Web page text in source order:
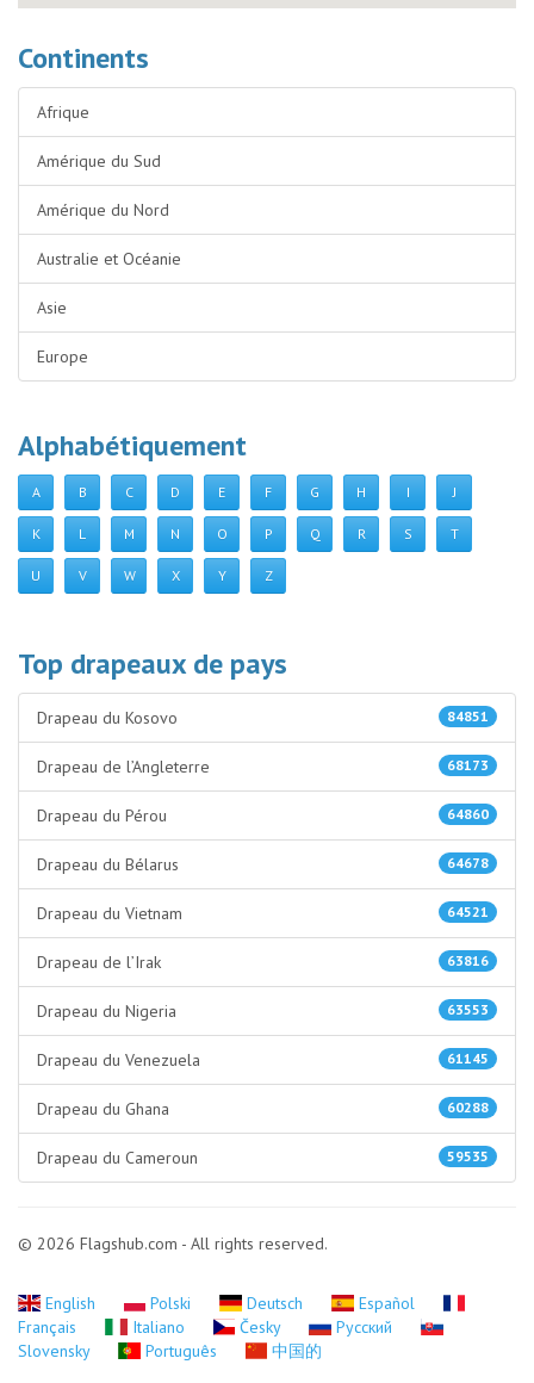
Continents
Afrique
Amérique du Sud
Amérique du Nord
Australie et Océanie
Asie
Europe
Alphabétiquement
A B C D E F G H I J
K L M N O P Q R S T
U V W X Y Z
Top drapeaux de pays
84851
Drapeau du Kosovo
68173
Drapeau de l’Angleterre
64860
Drapeau du Pérou
64678
Drapeau du Bélarus
64521
Drapeau du Vietnam
63816
Drapeau de l’Irak
63553
Drapeau du Nigeria
61145
Drapeau du Venezuela
60288
Drapeau du Ghana
59535
Drapeau du Cameroun
© 2026 Flagshub.com - All rights reserved.
English Polski Deutsch
Español
Français
Italiano Česky
Русский
Slovensky
Português 中国的